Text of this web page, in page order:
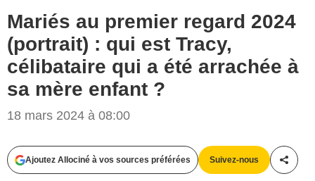
Mariés au premier regard 2024
(portrait) : qui est Tracy,
célibataire qui a été arrachée à
sa mère enfant ?
18 mars 2024 à 08:00
Ajoutez Allociné à vos sources préférées Suivez-nous